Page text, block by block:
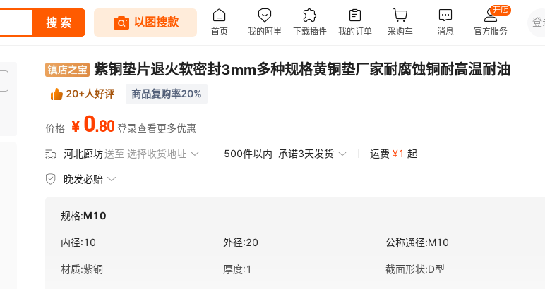
紫铜垫片退火软密封3mm多种规格黄铜垫厂家耐腐蚀铜耐高温耐油
20+人好评 商品复购率20%
价格 ¥ 0.80 登录查看更多优惠
河北廊坊送至 选择收货地址 500件以内 承诺3天发货 运费 ¥1 起
晚发必赔
规格:M10
内径:10 外径:20 公称通径:M10
材质:紫铜 厚度:1 截面形状:D型